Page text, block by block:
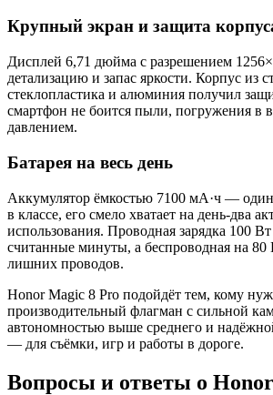
Крупный экран и защита
Дисплей 6,71 дюйма с разрешением
детализацию и запас яркости. Корпус из
стеклопластика и алюминия получил
смартфон не боится пыли, погружения в
давлением.
Батарея на весь день
Аккумулятор ёмкостью 7100 мА·ч —
в классе, его смело хватает на день-два
использования. Проводная зарядка 100 Вт
считанные минуты, а беспроводная на 80
лишних проводов.
Honor Magic 8 Pro подойдёт тем, кому
производительный флагман с сильной
автономностью выше среднего и
— для съёмки, игр и работы в дороге.
Вопросы и ответы о